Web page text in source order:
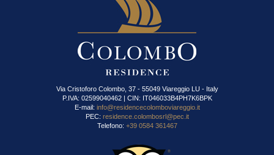
Via Cristoforo Colombo, 37 - 55049 Viareggio LU - Italy
P.IVA: 02599040462 | CIN: IT046033B4PH7K6BPK
E-mail: info@residencecolomboviareggio.it
PEC: residence.colombosrl@pec.it
Telefono: +39 0584 361467